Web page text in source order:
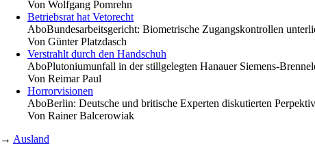
Von Wolfgang Pomrehn
Betriebsrat hat Vetorecht
AboBundesarbeitsgericht: Biometrische Zugangskontrollen
Von Günter Platzdasch
Verstrahlt durch den Handschuh
AboPlutoniumunfall in der stillgelegten Hanauer Siemens-
Von Reimar Paul
Horrorvisionen
AboBerlin: Deutsche und britische Experten diskutierten
Von Rainer Balcerowiak
→ Ausland